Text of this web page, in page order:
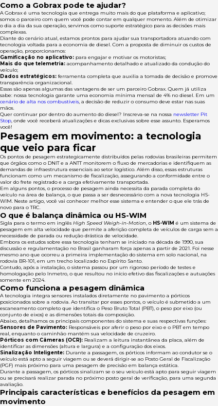
Como a Gobrax pode te ajudar?
A Gobrax é uma tecnologia que entrega muito mais do que plataforma e aplicativo;
somos o parceiro com quem você pode contar em qualquer momento. Além de otimizar
o dia a dia da sua operação, servimos como suporte estratégico para as decisões mais
complexas.
Diante do cenário atual, estamos prontos para ajudar sua transportadora atuando com
tecnologia voltada para a economia de diesel. Com a proposta de diminuir os custos de
operação, proporcionamos:
Gamificação no aplicativo: para engajar e motivar os motoristas;
Mais do que telemetria: acompanhamento detalhado e atualizado da condução do
veículo;
Dados estratégicos: ferramenta completa que auxilia a tomada de decisão e promove
transparência organizacional.
Essas são apenas algumas das vantagens de ser um parceiro Gobrax. Quem já utiliza
sabe: nossa tecnologia garante uma economia mínima mensal de 4% no diesel. Em um
cenário de alta nos combustíveis, a decisão de reduzir o consumo deve estar nas suas
mãos.
Quer continuar por dentro do aumento do diesel? Inscreva-se na nossa newsletter Pit
Stop, onde você receberá atualizações e dicas exclusivas sobre esse assunto. Esperamos
você!
Pesagem em movimento: a tecnologia
que veio para ficar
Os pontos de pesagem estrategicamente distribuídos pelas rodovias brasileiras permitem
que órgãos como o DNIT e a ANTT monitorem o fluxo de mercadorias e identifiquem as
demandas de infraestrutura essenciais ao setor logístico. Além disso, essas estruturas
funcionam como um mecanismo de fiscalização, assegurando a conformidade entre o
valor do frete registrado e a carga efetivamente transportada.
Em alguns pontos, o processo de pesagem ainda necessita da parada completa do
veículo na área de balança, o que passa a ser desnecessário com a nova tecnologia HS-
WIM. Neste artigo, você vai conhecer melhor esse sistema e entender o que ele trás de
novo para o TRC.
O que é balança dinâmica ou HS-WIM
Sigla para o termo em inglês High Speed Weigh-in-Motion, o HS-WIM é um sistema de
pesagem em alta velocidade que permite a aferição completa de veículos de carga sem a
necessidade de parada ou redução drástica de velocidade.
Embora os estudos sobre essa tecnologia tenham se iniciado na década de 1990, sua
discussão e regulamentação no Brasil ganharam força apenas a partir de 2021. Foi nesse
mesmo ano que ocorreu a primeira implementação do sistema em solo nacional, na
rodovia BR-101, em um trecho localizado no Espírito Santo.
Contudo, após a instalação, o sistema passou por um rigoroso período de testes e
homologação pelo Inmetro, o que resultou no início efetivo das fiscalizações e autuações
somente em 2024.
Como funciona a pesagem dinâmica
A tecnologia integra sensores instalados diretamente no pavimento a pórticos
posicionados sobre a rodovia. Ao transitar por esses pontos, o veículo é submetido a um
escaneamento completo que identifica o Peso Bruto Total (PBT), o peso por eixo (ou
conjunto de eixos) e as dimensões totais da composição.
Abaixo, detalhamos os principais componentes do sistema e suas respectivas funções:
Sensores de Pavimento: Responsáveis por aferir o peso por eixo e o PBT em tempo
real, enquanto o caminhão mantém sua velocidade de cruzeiro.
Pórticos com Câmeras (OCR): Realizam a leitura instantânea da placa, além de
identificar as dimensões (altura e largura) e a configuração dos eixos.
Sinalização Inteligente: Durante a passagem, os pórticos informam ao condutor se o
veículo está apto a seguir viagem ou se deverá dirigir-se ao Posto Geral de Fiscalização
(PGF) mais próximo para uma pesagem de precisão em balança estática.
Durante a passagem, os pórticos sinalizam se o seu veículo está apto para seguir viagem
ou se precisará realizar parada no próximo posto geral de verificação, para uma segunda
avaliação.
Principais características e benefícios da pesagem em
movimento